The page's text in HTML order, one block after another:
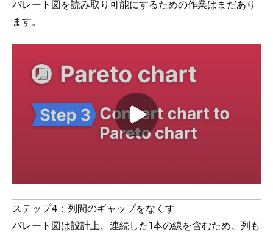
パレート図を読み取り可能にするための作業はまだあり
ます。
Play video
ステップ4：列間のギャップをなくす
パレート図は設計上、連続した1本の線を含むため、列も